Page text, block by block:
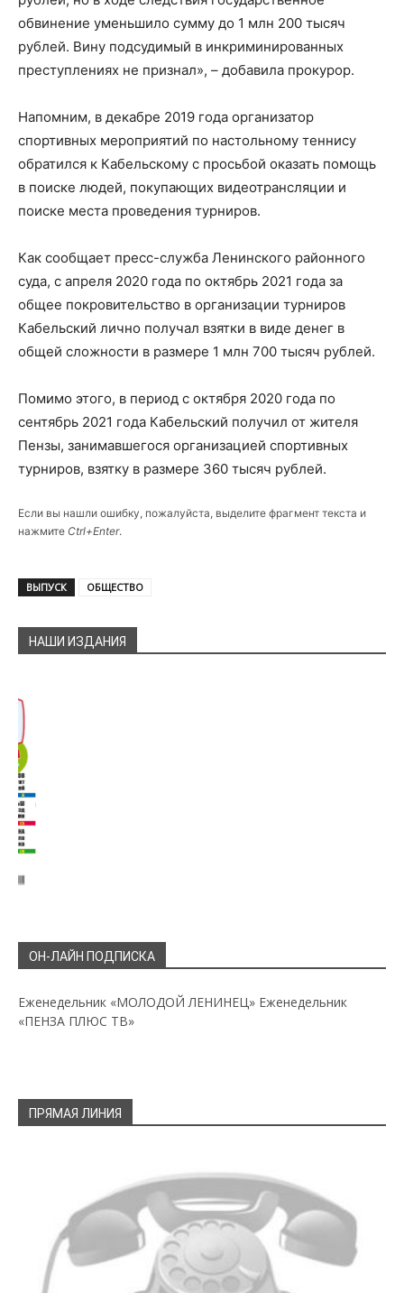
обвинение уменьшило сумму до 1 млн 200 тысяч
рублей. Вину подсудимый в инкриминированных
преступлениях не признал», – добавила прокурор.
Напомним, в декабре 2019 года организатор
спортивных мероприятий по настольному теннису
обратился к Кабельскому с просьбой оказать помощь
в поиске людей, покупающих видеотрансляции и
поиске места проведения турниров.
Как сообщает пресс-служба Ленинского районного
суда, с апреля 2020 года по октябрь 2021 года за
общее покровительство в организации турниров
Кабельский лично получал взятки в виде денег в
общей сложности в размере 1 млн 700 тысяч рублей.
Помимо этого, в период с октября 2020 года по
сентябрь 2021 года Кабельский получил от жителя
Пензы, занимавшегося организацией спортивных
турниров, взятку в размере 360 тысяч рублей.
Если вы нашли ошибку, пожалуйста, выделите фрагмент текста и
нажмите Ctrl+Enter.
ВЫПУСК ОБЩЕСТВО
НАШИ ИЗДАНИЯ
ОН-ЛАЙН ПОДПИСКА
Еженедельник «МОЛОДОЙ ЛЕНИНЕЦ» Еженедельник
«ПЕНЗА ПЛЮС ТВ»
ПРЯМАЯ ЛИНИЯ